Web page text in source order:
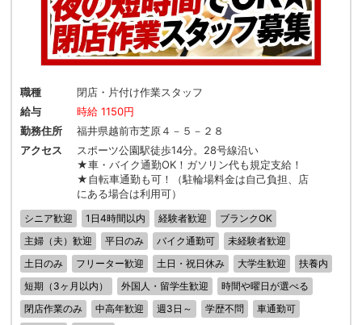
職種
閉店・片付け作業スタッフ
給与
時給 1150円
勤務住所
福井県越前市芝原４－５－２８
アクセス
スポーツ公園駅徒歩14分。28号線沿い
★車・バイク通勤OK！ガソリン代も規定支給！
★自転車通勤も可！（駐輪場料金は自己負担、店
にある場合は利用可）
シニア歓迎 1日4時間以内 経験者歓迎
ブランクOK
主婦（夫）歓迎
平日のみ バイク通勤可
未経験者歓迎
土日のみ
フリーター歓迎 土日・祝日休み 大学生歓迎
扶養内
短期（3ヶ月以内）
外国人・留学生歓迎
時間や曜日が選べる
閉店作業のみ
中高年歓迎 週3日～ 学歴不問
車通勤可